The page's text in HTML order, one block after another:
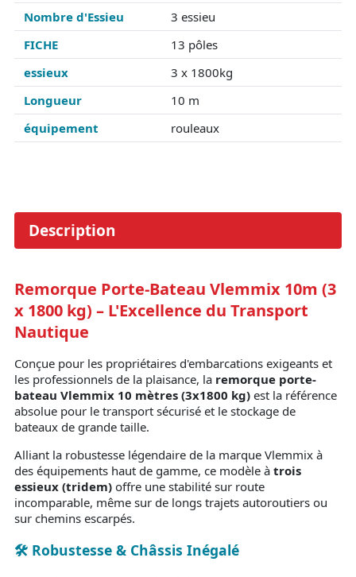
Nombre d'Essieu
3 essieu
FICHE
13 pôles
essieux
3 x 1800kg
Longueur
10 m
équipement
rouleaux
Description
Remorque Porte-Bateau Vlemmix 10m (3
x 1800 kg) – L'Excellence du Transport
Nautique
Conçue pour les propriétaires d'embarcations exigeants et
les professionnels de la plaisance, la remorque porte-
bateau Vlemmix 10 mètres (3x1800 kg) est la référence
absolue pour le transport sécurisé et le stockage de
bateaux de grande taille.
Alliant la robustesse légendaire de la marque Vlemmix à
des équipements haut de gamme, ce modèle à trois
essieux (tridem) offre une stabilité sur route
incomparable, même sur de longs trajets autoroutiers ou
sur chemins escarpés.
🛠️ Robustesse & Châssis Inégalé